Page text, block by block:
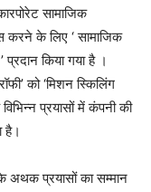
सामाजिक
करने के लिए ‘ सामाजिक
किया गया है ।
को ‘मिशन स्किलिंग
प्रयासों में कंपनी की
है।
अथक प्रयासों का सम्मान